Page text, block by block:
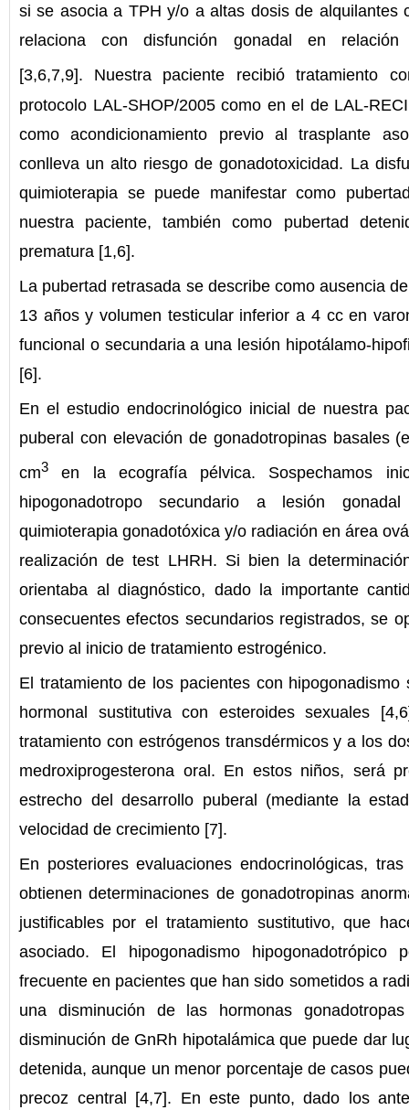
si se asocia a TPH y/o a altas dosis de alquilantes
relaciona con disfunción gonadal en
[3,6,7,9].
Nuestra paciente recibió tratamiento
protocolo LAL-SHOP/2005 como en el de LAL-
como acondicionamiento previo al trasplante
conlleva un alto riesgo de gonadotoxicidad. La
quimioterapia se puede manifestar como
nuestra paciente, también como pubertad
prematura [1,6].
La pubertad retrasada se describe como ausencia
13 años y volumen testicular inferior a 4 cc en
funcional o secundaria a una lesión hipotálamo-
[6].
En el estudio endocrinológico inicial de nuestra
puberal con elevación de gonadotropinas basales
cm3
en la ecografía pélvica. Sospechamos
hipogonadotropo secundario a lesión
quimioterapia gonadotóxica y/o radiación en área
realización de test LHRH. Si bien la
orientaba al diagnóstico, dado la importante
consecuentes efectos secundarios registrados, se
previo al inicio de tratamiento estrogénico.
El tratamiento de los pacientes con
hormonal sustitutiva con esteroides sexuales
tratamiento con estrógenos transdérmicos y a los
medroxiprogesterona oral. En estos niños, será
estrecho del desarrollo puberal (mediante la
velocidad de crecimiento [7].
En posteriores evaluaciones endocrinológicas,
obtienen determinaciones de gonadotropinas
justificables por el tratamiento sustitutivo, que
asociado. El hipogonadismo
frecuente en pacientes que han sido sometidos a
una disminución de las hormonas
disminución de GnRh hipotalámica que puede dar
detenida, aunque un menor porcentaje de casos
precoz central [4,7]. En este punto, dado los